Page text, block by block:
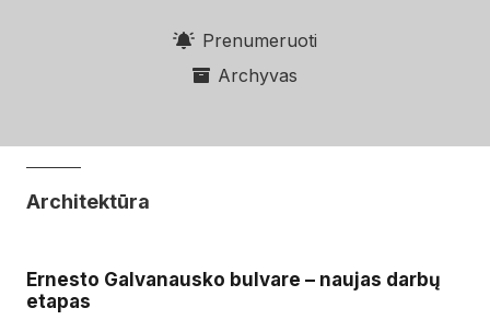
Prenumeruoti
Archyvas
Architektūra
Ernesto Galvanausko bulvare – naujas darbų
etapas